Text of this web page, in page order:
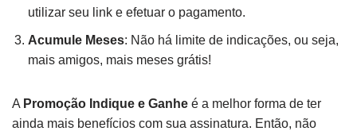
utilizar seu link e efetuar o pagamento.
Acumule Meses: Não há limite de indicações, ou seja,
mais amigos, mais meses grátis!
A Promoção Indique e Ganhe é a melhor forma de ter
ainda mais benefícios com sua assinatura. Então, não